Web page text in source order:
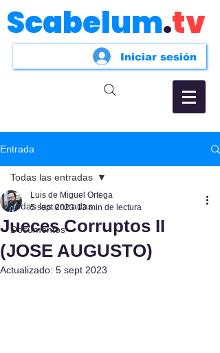
Scabelum.tv
Iniciar sesión
Entrada
Todas las entradas
Documentos
Todas las entradas
Jueces Corruptos II
(JOSE AUGUSTO)
Luis de Miguel Ortega
5 sept 2023 13 min de lectura
Actualizado: 5 sept 2023